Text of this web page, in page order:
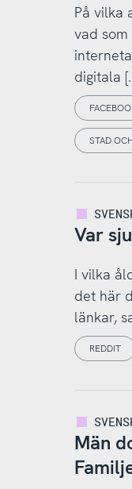
På vilka
vad
digitala
STAD
Var
I vilka
det här
länkar,
REDDIT
Män